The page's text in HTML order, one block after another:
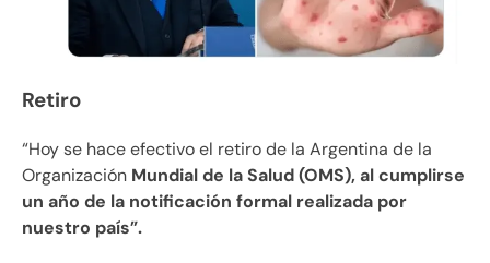
Retiro
“Hoy se hace efectivo el retiro de la Argentina de la
Organización Mundial de la Salud (OMS), al cumplirse
un año de la notificación formal realizada por
nuestro país”.